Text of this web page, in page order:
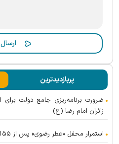
پربازدیدترین
ضرورت برنامه‌ریزی جامع دولت
زائران امام رضا (ع)
استمرار محفل «عطر رضوی» پس از ۱۵۵ شب در خمین